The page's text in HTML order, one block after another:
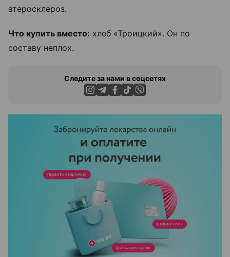
атеросклероз.
Что купить вместо: хлеб «Троицкий». Он по
составу неплох.
Следите за нами в соцсетях
ЭФФЕКТИВНАЯ РЕКЛАМА НА САЙТЕ